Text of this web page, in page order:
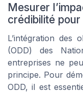
Mesurer
crédibilité
L’intégration des
(ODD) des
entreprises ne
principe. Pour
ODD, il est